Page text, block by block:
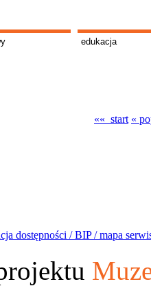
edukacja
«« start «
dostępności /BIP /mapa